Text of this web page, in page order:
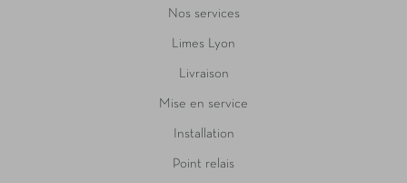
Nos services
Limes Lyon
Livraison
Mise en service
Installation
Point relais